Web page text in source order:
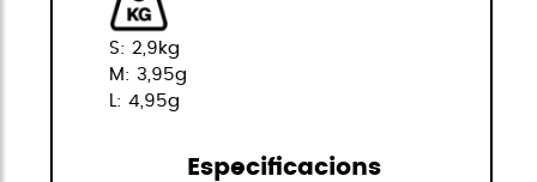
S: 2,9kg
M: 3,95g
L: 4,95g
Especificacions